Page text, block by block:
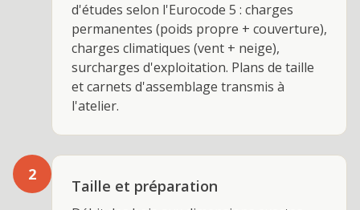
d'études selon l'Eurocode 5 : charges
permanentes (poids propre + couverture),
charges climatiques (vent + neige),
surcharges d'exploitation. Plans de taille
et carnets d'assemblage transmis à
l'atelier.
2
Taille et préparation